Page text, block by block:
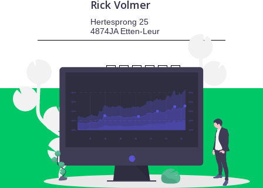
Rick Volmer
Hertesprong 25
4874JA Etten-Leur